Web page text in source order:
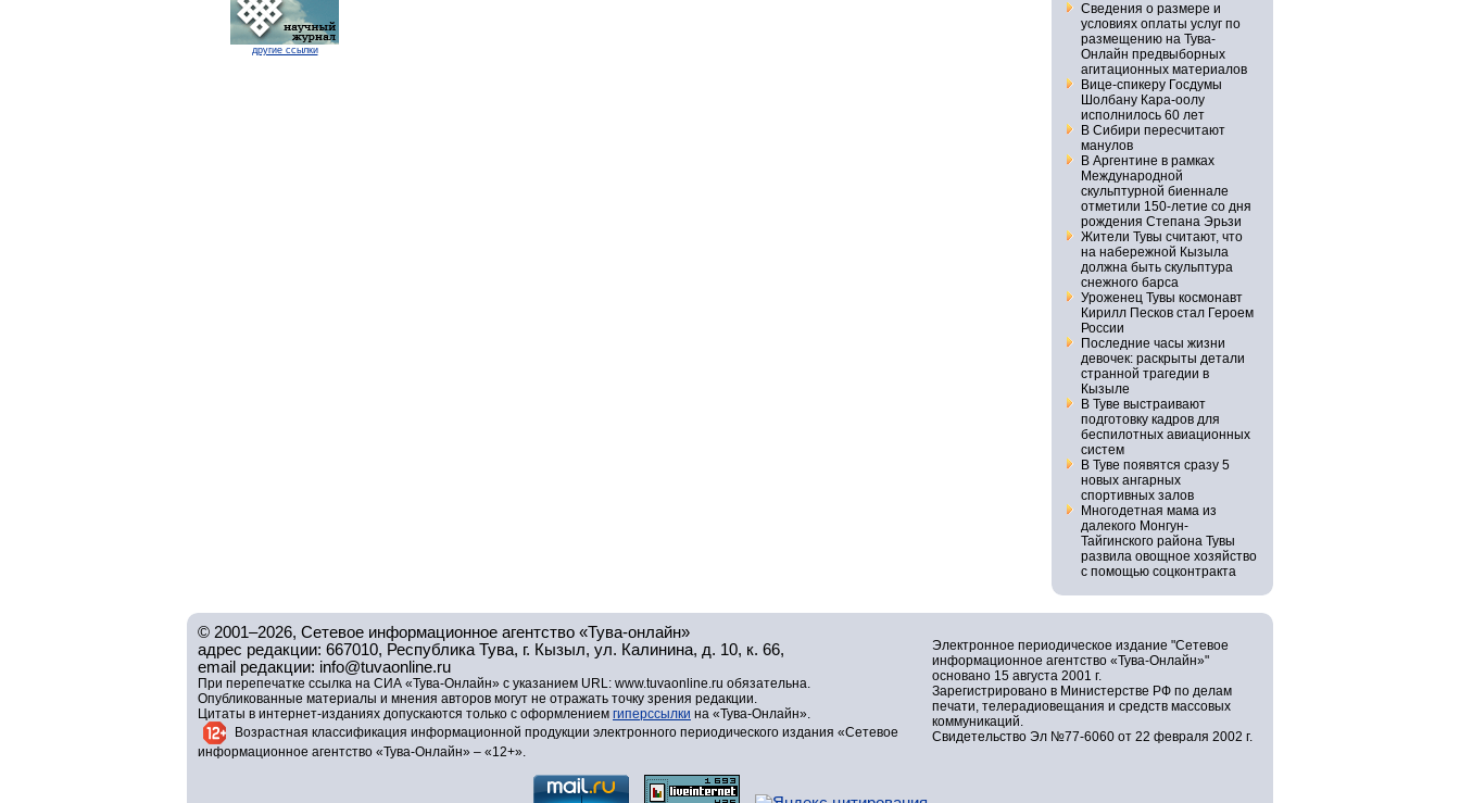
другие ссылки
Сведения о размере и
условиях оплаты услуг по
размещению на Тува-
Онлайн предвыборных
агитационных материалов
Вице-спикеру Госдумы
Шолбану Кара-оолу
исполнилось 60 лет
В Сибири пересчитают
манулов
В Аргентине в рамках
Международной
скульптурной биеннале
отметили 150-летие со дня
рождения Степана Эрьзи
Жители Тувы считают, что
на набережной Кызыла
должна быть скульптура
снежного барса
Уроженец Тувы космонавт
Кирилл Песков стал Героем
России
Последние часы жизни
девочек: раскрыты детали
странной трагедии в
Кызыле
В Туве выстраивают
подготовку кадров для
беспилотных авиационных
систем
В Туве появятся сразу 5
новых ангарных
спортивных залов
Многодетная мама из
далекого Монгун-
Тайгинского района Тувы
развила овощное хозяйство
с помощью соцконтракта
© 2001–2026, Сетевое информационное агентство «Тува-онлайн»
адрес редакции: 667010, Республика Тува, г. Кызыл, ул. Калинина, д. 10, к. 66,
email редакции: info@tuvaonline.ru
При перепечатке ссылка на СИА «Тува-Онлайн» с указанием URL: www.tuvaonline.ru обязательна.
Опубликованные материалы и мнения авторов могут не отражать точку зрения редакции.
Цитаты в интернет-изданиях допускаются только с оформлением гиперссылки на «Тува-Онлайн».
Возрастная классификация информационной продукции электронного периодического издания «Сетевое
информационное агентство «Тува-Онлайн» – «12+».
Электронное периодическое издание "Сетевое
информационное агентство «Тува-Онлайн»"
основано 15 августа 2001 г.
Зарегистрировано в Министерстве РФ по делам
печати, телерадиовещания и средств массовых
коммуникаций.
Свидетельство Эл №77-6060 от 22 февраля 2002 г.